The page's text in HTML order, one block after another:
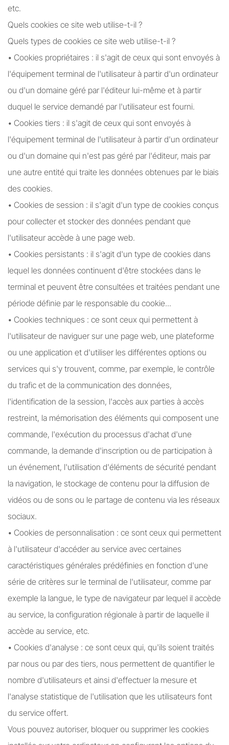
etc.
Quels cookies ce site web utilise-t-il ?
Quels types de cookies ce site web utilise-t-il ?
• Cookies propriétaires : il s'agit de ceux qui sont envoyés à
l'équipement terminal de l'utilisateur à partir d'un ordinateur
ou d'un domaine géré par l'éditeur lui-même et à partir
duquel le service demandé par l'utilisateur est fourni.
• Cookies tiers : il s'agit de ceux qui sont envoyés à
l'équipement terminal de l'utilisateur à partir d'un ordinateur
ou d'un domaine qui n'est pas géré par l'éditeur, mais par
une autre entité qui traite les données obtenues par le biais
des cookies.
• Cookies de session : il s'agit d'un type de cookies conçus
pour collecter et stocker des données pendant que
l'utilisateur accède à une page web.
• Cookies persistants : il s'agit d'un type de cookies dans
lequel les données continuent d'être stockées dans le
terminal et peuvent être consultées et traitées pendant une
période définie par le responsable du cookie...
• Cookies techniques : ce sont ceux qui permettent à
l'utilisateur de naviguer sur une page web, une plateforme
ou une application et d'utiliser les différentes options ou
services qui s'y trouvent, comme, par exemple, le contrôle
du trafic et de la communication des données,
l'identification de la session, l'accès aux parties à accès
restreint, la mémorisation des éléments qui composent une
commande, l'exécution du processus d'achat d'une
commande, la demande d'inscription ou de participation à
un événement, l'utilisation d'éléments de sécurité pendant
la navigation, le stockage de contenu pour la diffusion de
vidéos ou de sons ou le partage de contenu via les réseaux
sociaux.
• Cookies de personnalisation : ce sont ceux qui permettent
à l'utilisateur d'accéder au service avec certaines
caractéristiques générales prédéfinies en fonction d'une
série de critères sur le terminal de l'utilisateur, comme par
exemple la langue, le type de navigateur par lequel il accède
au service, la configuration régionale à partir de laquelle il
accède au service, etc.
• Cookies d'analyse : ce sont ceux qui, qu'ils soient traités
par nous ou par des tiers, nous permettent de quantifier le
nombre d'utilisateurs et ainsi d'effectuer la mesure et
l'analyse statistique de l'utilisation que les utilisateurs font
du service offert.
Vous pouvez autoriser, bloquer ou supprimer les cookies